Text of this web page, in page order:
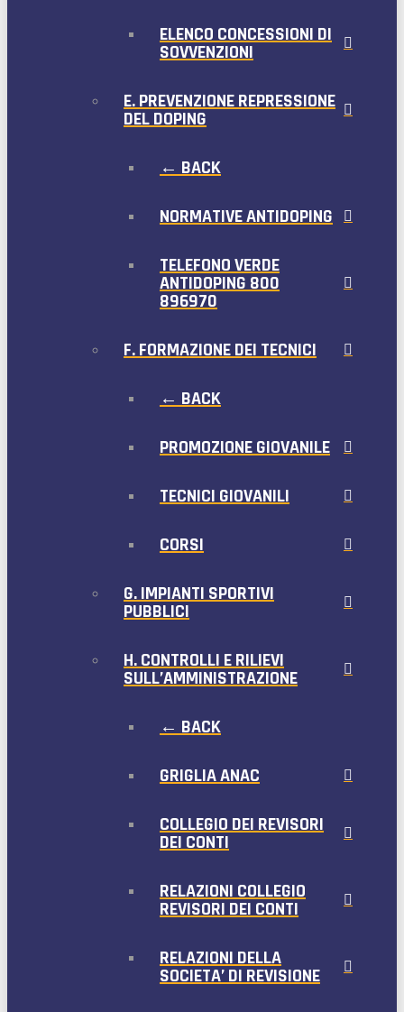
ELENCO CONCESSIONI DI
SOVVENZIONI
E. PREVENZIONE REPRESSIONE
DEL DOPING
← BACK
NORMATIVE ANTIDOPING
TELEFONO VERDE
ANTIDOPING 800
896970
F. FORMAZIONE DEI TECNICI
← BACK
PROMOZIONE GIOVANILE
TECNICI GIOVANILI
CORSI
G. IMPIANTI SPORTIVI
PUBBLICI
H. CONTROLLI E RILIEVI
SULL’AMMINISTRAZIONE
← BACK
GRIGLIA ANAC
COLLEGIO DEI REVISORI
DEI CONTI
RELAZIONI COLLEGIO
REVISORI DEI CONTI
RELAZIONI DELLA
SOCIETA’ DI REVISIONE